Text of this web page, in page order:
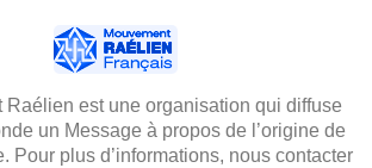
Raélien est une organisation qui diffuse
un Message à propos de l’origine de
Pour plus d’informations, nous contacter